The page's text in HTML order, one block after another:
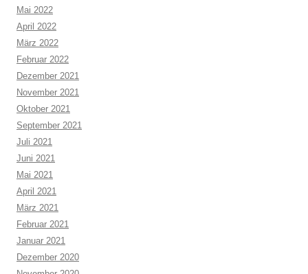
Mai 2022
April 2022
März 2022
Februar 2022
Dezember 2021
November 2021
Oktober 2021
September 2021
Juli 2021
Juni 2021
Mai 2021
April 2021
März 2021
Februar 2021
Januar 2021
Dezember 2020